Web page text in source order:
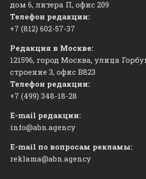
дом 6, литера П, офис 209
Телефон редакции:
+7 (812) 602-57-37
Редакция в Москве:
121596, город Москва, улица
строение 3, офис ​В823
Телефон редакции:
+7 (499) 348-18-28
E-mail редакции:
info@abn.agency
E-mail по вопросам рекламы:
reklama@abn.agency